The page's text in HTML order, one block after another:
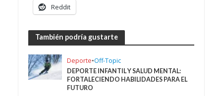
Reddit
También podría gustarte
Deporte•Off-Topic
DEPORTE INFANTIL Y SALUD MENTAL:
FORTALECIENDO HABILIDADES PARA EL
FUTURO